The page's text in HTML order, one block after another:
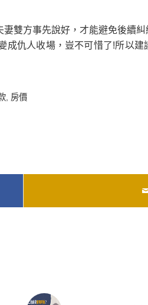
雙方事先說好，才能避免後續
成仇人收場，豈不可惜了!所以
, 房價